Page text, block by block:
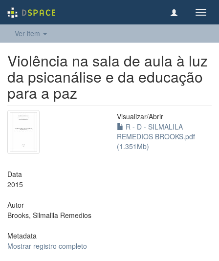
Ver item
Violência na sala de aula à luz
da psicanálise e da educação
para a paz
Visualizar/Abrir
R - D - SILMALILA
REMEDIOS BROOKS.pdf
(1.351Mb)
Data
2015
Autor
Brooks, Silmalila Remedios
Metadata
Mostrar registro completo